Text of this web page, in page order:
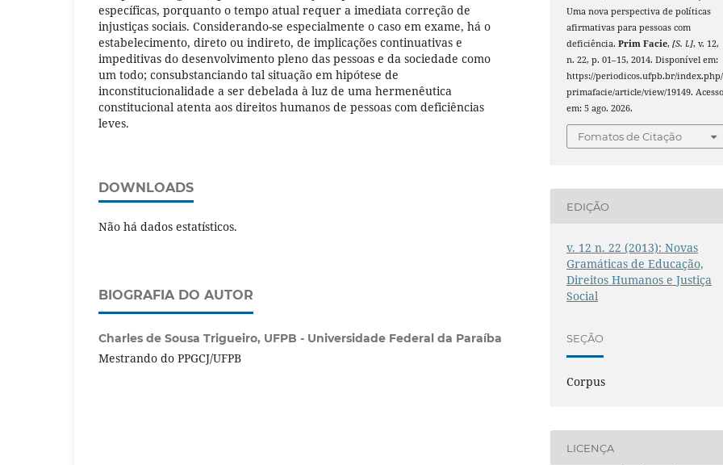
específicas, porquanto o tempo atual requer a imediata correção de
injustiças sociais. Considerando-se especialmente o caso em exame, há o
estabelecimento, direto ou indireto, de implicações continuativas e
impeditivas do desenvolvimento pleno das pessoas e da sociedade como
um todo; consubstanciando tal situação em hipótese de
inconstitucionalidade a ser debelada à luz de uma hermenêutica
constitucional atenta aos direitos humanos de pessoas com deficiências
leves.
DOWNLOADS
Não há dados estatísticos.
BIOGRAFIA DO AUTOR
Charles de Sousa Trigueiro, UFPB - Universidade Federal da Paraíba
Mestrando do PPGCJ/UFPB
Uma nova perspectiva de políticas
afirmativas para pessoas com
deficiência.Prim Facie,[S. l.], v. 12,
n. 22, p. 01–15, 2014. Disponível em:
https://periodicos.ufpb.br/index.php/
primafacie/article/view/19149.
em: 5 ago. 2026.
Fomatos de Citação
EDIÇÃO
v. 12 n. 22 (2013): Novas
Gramáticas de Educação,
Direitos Humanos e Justiça
Social
SEÇÃO
Corpus
LICENÇA